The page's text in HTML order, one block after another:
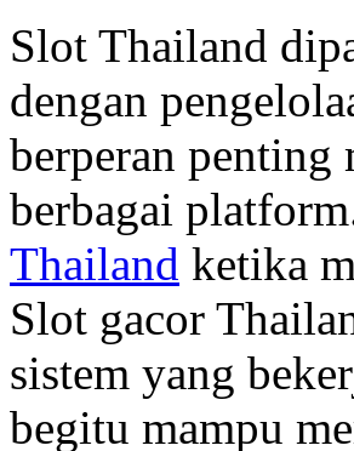
Slot Thailand
dengan
berperan penting
berbagai
Thailand ketika
Slot gacor
sistem yang
begitu mampu